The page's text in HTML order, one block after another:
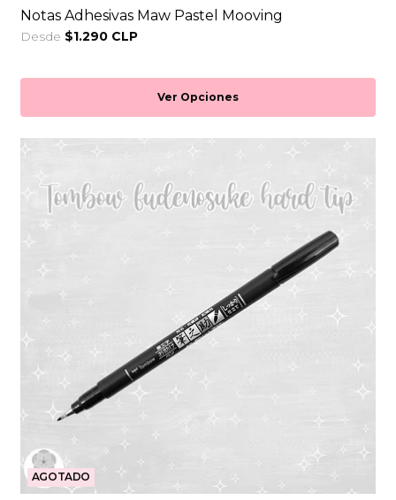
Notas Adhesivas Maw Pastel Mooving
Desde $1.290 CLP
Ver Opciones
AGOTADO